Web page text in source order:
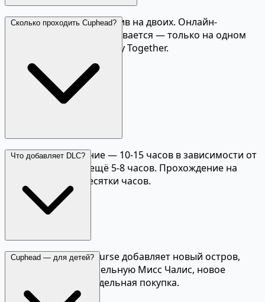
Да, локальный кооператив на двоих. Онлайн-
кооператив не поддерживается — только на одном
ПК или через Remote Play Together.
Сколько проходить Cuphead?
Первое прохождение — 10-15 часов в зависимости от
навыков. С DLC — ещё 5-8 часов. Прохождение на
оценку S ранг — десятки часов.
Что добавляет DLC?
The Delicious Last Course добавляет новый остров,
шесть боссов, играбельную Мисс Чалис, новое
оружие и чармы. Отдельная покупка.
Cuphead — для детей?